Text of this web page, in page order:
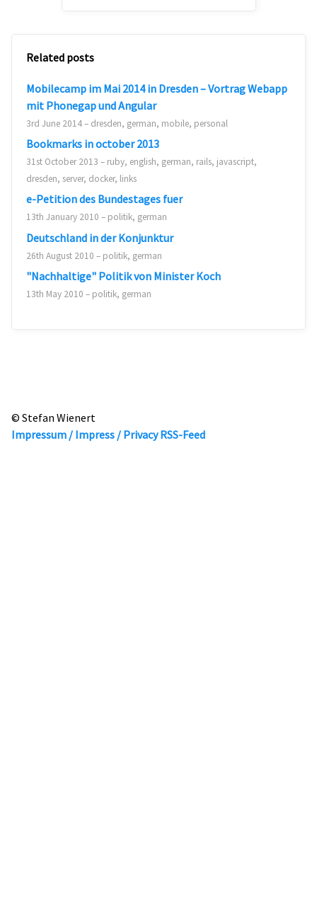
Related posts
Mobilecamp im Mai 2014 in Dresden – Vortrag Webapp
mit Phonegap und Angular
3rd June 2014 – dresden, german, mobile, personal
Bookmarks in october 2013
31st October 2013 – ruby, english, german, rails, javascript,
dresden, server, docker, links
e-Petition des Bundestages fuer
13th January 2010 – politik, german
Deutschland in der Konjunktur
26th August 2010 – politik, german
"Nachhaltige" Politik von Minister Koch
13th May 2010 – politik, german
© Stefan Wienert
Impressum / Impress / Privacy RSS-Feed